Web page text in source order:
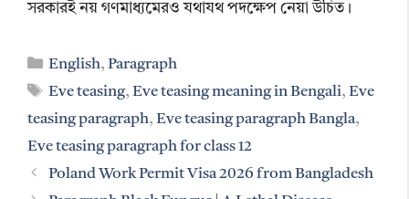
সরকারই নয় গণমাধ্যমেরও যথাযথ পদক্ষেপ নেয়া উচিত।
Categories
English,Paragraph
Tags
Eve teasing,Eve teasing meaning in Bengali,Eve
teasing paragraph, Eve teasing paragraph Bangla,
Eve teasing paragraph for class 12
Poland Work Permit Visa 2026 from Bangladesh